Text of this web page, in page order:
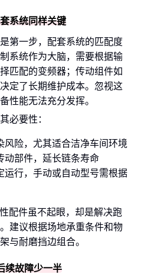
系统同样关键
第一步，配套系统的匹配度
系统作为大脑，需要根据输
匹配的变频器；传动组件如
定了长期维护成本。忽视这
性能无法充分发挥。
必要性：
风险，尤其适合洁净车间环境
动部件，延长链条寿命
运行，手动或自动型号需根据
配件虽不起眼，却是解决跑
建议根据场地承重条件和物
与耐磨挡边组合。
续故障少一半